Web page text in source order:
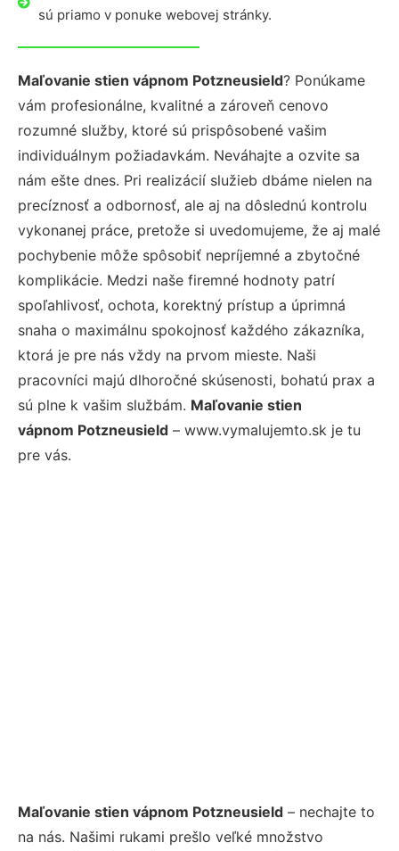
sú priamo v ponuke webovej stránky.
Maľovanie stien vápnom Potzneusield? Ponúkame
vám profesionálne, kvalitné a zároveň cenovo
rozumné služby, ktoré sú prispôsobené vašim
individuálnym požiadavkám. Neváhajte a ozvite sa
nám ešte dnes. Pri realizácií služieb dbáme nielen na
precíznosť a odbornosť, ale aj na dôslednú kontrolu
vykonanej práce, pretože si uvedomujeme, že aj malé
pochybenie môže spôsobiť nepríjemné a zbytočné
komplikácie. Medzi naše firemné hodnoty patrí
spoľahlivosť, ochota, korektný prístup a úprimná
snaha o maximálnu spokojnosť každého zákazníka,
ktorá je pre nás vždy na prvom mieste. Naši
pracovníci majú dlhoročné skúsenosti, bohatú prax a
sú plne k vašim službám. Maľovanie stien
vápnom Potzneusield – www.vymalujemto.sk je tu
pre vás.
Maľovanie stien vápnom Potzneusield – nechajte to
na nás. Našimi rukami prešlo veľké množstvo